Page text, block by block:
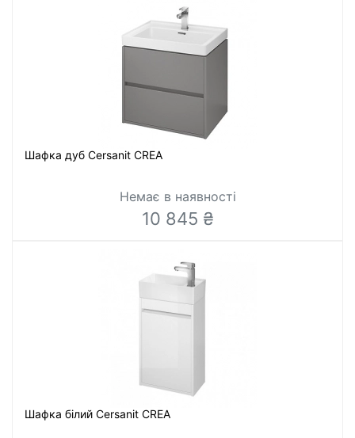
Шафка дуб Cersanit CREA
Немає в наявності
10 845 ₴
Шафка білий Cersanit CREA